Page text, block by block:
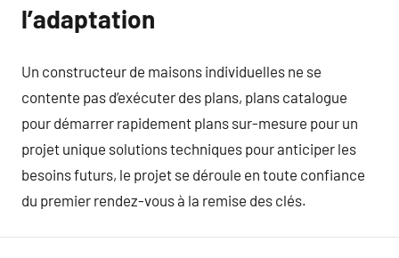
l’adaptation
Un constructeur de maisons individuelles ne se
contente pas d’exécuter des plans, plans catalogue
pour démarrer rapidement plans sur-mesure pour un
projet unique solutions techniques pour anticiper les
besoins futurs, le projet se déroule en toute confiance
du premier rendez-vous à la remise des clés.